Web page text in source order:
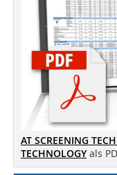
AT SCREENING
TECHNOLOGY als